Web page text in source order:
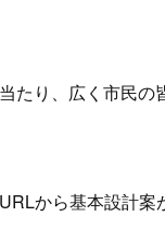
たり、広く市民の
から基本設計案